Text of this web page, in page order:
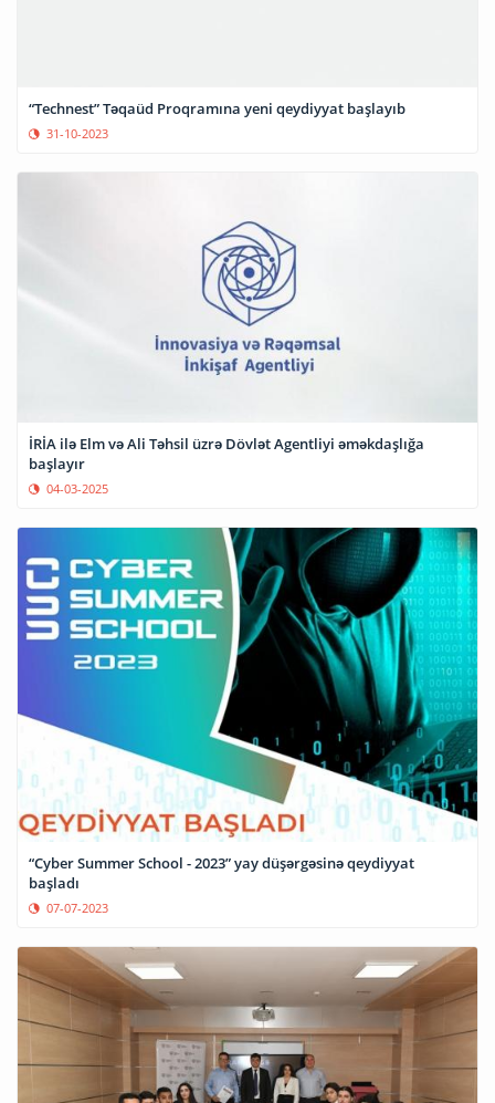
“Technest” Təqaüd Proqramına yeni qeydiyyat başlayıb
31-10-2023
İRİA ilə Elm və Ali Təhsil üzrə Dövlət Agentliyi əməkdaşlığa
başlayır
04-03-2025
“Cyber Summer School - 2023” yay düşərgəsinə qeydiyyat
başladı
07-07-2023